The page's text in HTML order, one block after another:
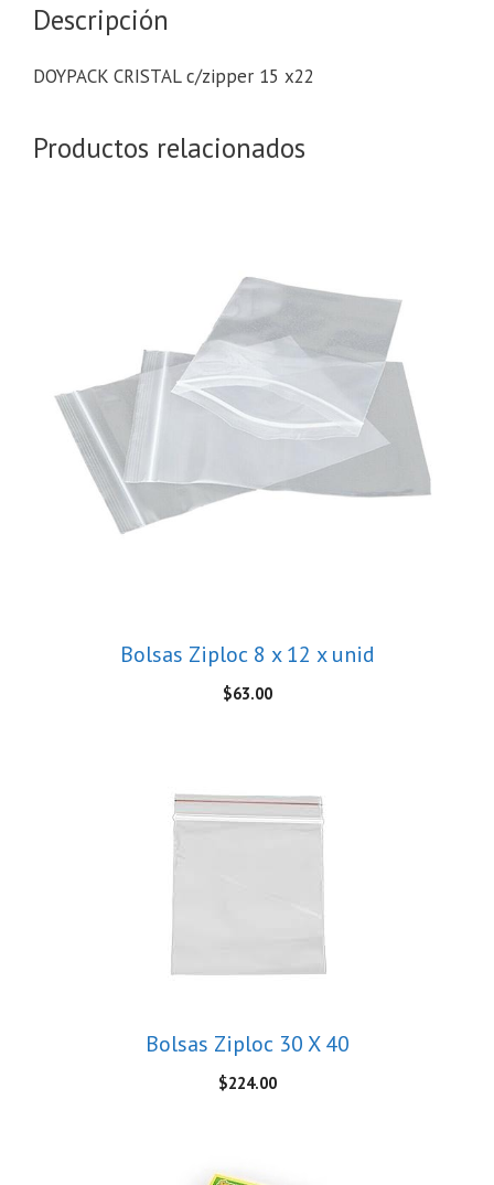
Descripción
DOYPACK CRISTAL c/zipper 15 x22
Productos relacionados
Bolsas Ziploc 8 x 12 x unid
$63.00
Bolsas Ziploc 30 X 40
$224.00